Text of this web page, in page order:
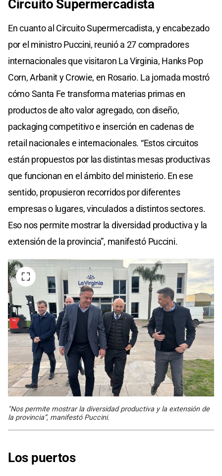
Circuito Supermercadista
En cuanto al Circuito Supermercadista, y encabezado
por el ministro Puccini, reunió a 27 compradores
internacionales que visitaron La Virginia, Hanks Pop
Corn, Arbanit y Crowie, en Rosario. La jornada mostró
cómo Santa Fe transforma materias primas en
productos de alto valor agregado, con diseño,
packaging competitivo e inserción en cadenas de
retail nacionales e internacionales. “Estos circuitos
están propuestos por las distintas mesas productivas
que funcionan en el ámbito del ministerio. En ese
sentido, propusieron recorridos por diferentes
empresas o lugares, vinculados a distintos sectores.
Eso nos permite mostrar la diversidad productiva y la
extensión de la provincia”, manifestó Puccini.
"Nos permite mostrar la diversidad productiva y la extensión de
la provincia”, manifestó Puccini.
Los puertos